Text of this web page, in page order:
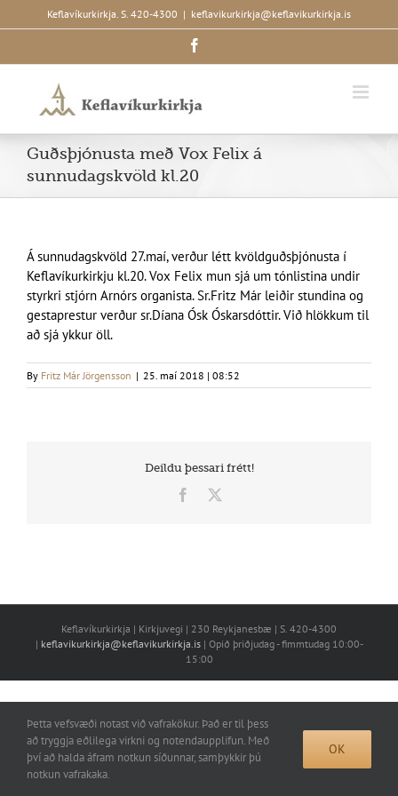
to
Keflavíkurkirkja. S. 420-4300 | keflavikurkirkja@keflavikurkirkja.is
Guðsþjónusta með Vox Felix á
sunnudagskvöld kl.20
Á sunnudagskvöld 27.maí, verður létt kvöldguðsþjónusta í
Keflavíkurkirkju kl.20. Vox Felix mun sjá um tónlistina undir
styrkri stjórn Arnórs organista. Sr.Fritz Már leiðir stundina og
gestaprestur verður sr.Díana Ósk Óskarsdóttir. Við hlökkum til
að sjá ykkur öll.
By Fritz Már Jörgensson | 25. maí 2018 | 08:52
Deildu þessari frétt!
Facebook
Keflavíkurkirkja | Kirkjuvegi | 230 Reykjanesbæ | S. 420-4300
| keflavikurkirkja@keflavikurkirkja.is| Opið þriðjudag - fimmtudag 10:00-
15:00
Þetta vefsvæði notast við vafrakökur. Það er til þess
að tryggja eðlilega virkni og notendaupplifun. Með
því að halda áfram notkun síðunnar, samþykkir þú
notkun vafrakaka.
OK